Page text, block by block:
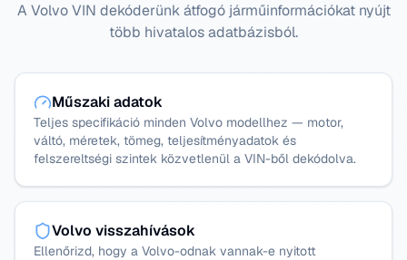
A Volvo VIN dekóderünk átfogó járműinformációkat nyújt
több hivatalos adatbázisból.
Műszaki adatok
Teljes specifikáció minden Volvo modellhez — motor,
váltó, méretek, tömeg, teljesítményadatok és
felszereltségi szintek közvetlenül a VIN-ből dekódolva.
Volvo visszahívások
Ellenőrizd, hogy a Volvo-odnak vannak-e nyitott